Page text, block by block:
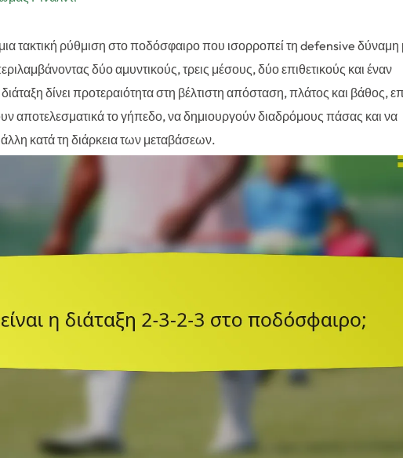
τακτική ρύθμιση στο ποδόσφαιρο που ισορροπεί τη defensive δύναμη
δύο αμυντικούς, τρεις μέσους, δύο επιθετικούς και έναν
δίνει προτεραιότητα στη βέλτιστη απόσταση, πλάτος και βάθος,
αποτελεσματικά το γήπεδο, να δημιουργούν διαδρόμους πάσας και να
κατά τη διάρκεια των μεταβάσεων.